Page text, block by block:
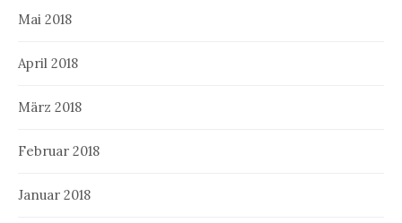
Mai 2018
April 2018
März 2018
Februar 2018
Januar 2018